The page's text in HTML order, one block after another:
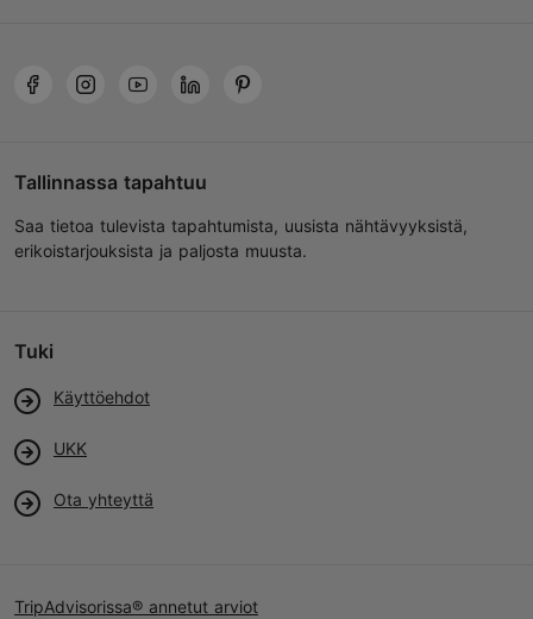
Tallinnassa tapahtuu
Saa tietoa tulevista tapahtumista, uusista nähtävyyksistä,
erikoistarjouksista ja paljosta muusta.
Tuki
Käyttöehdot
UKK
Ota yhteyttä
TripAdvisorissa® annetut arviot